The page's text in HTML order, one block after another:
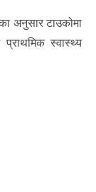
अनुसार टाउकोमा
स्वास्थ्य